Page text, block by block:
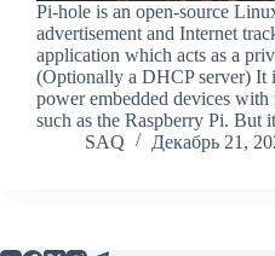
Pi-hole is an open-source
advertisement and Internet
application which acts as a
(Optionally a DHCP server) It
power embedded devices
such as the Raspberry Pi. But
SAQ
Декабрь 21,